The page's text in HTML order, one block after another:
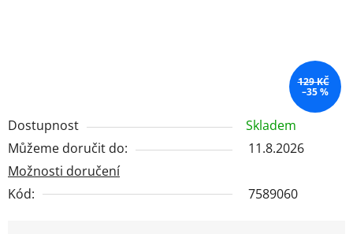
Dostupnost
Skladem
Můžeme doručit do:
11.8.2026
Možnosti doručení
Kód:
7589060
129 KČ
–35 %